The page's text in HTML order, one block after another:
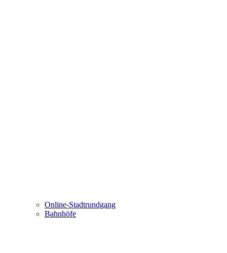
Online-Stadtrundgang
Bahnhöfe